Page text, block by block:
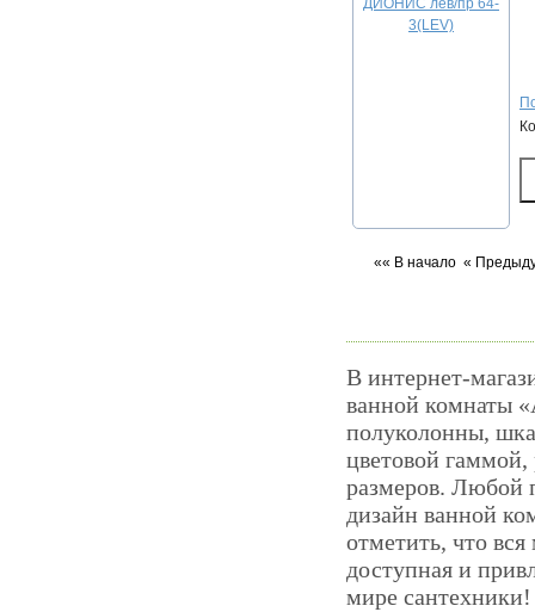
«« В начало «
В интернет-
ванной комнаты
полуколонны,
цветовой
размеров. Любой
дизайн ванной
отметить, что
доступная и
мире сантехники!